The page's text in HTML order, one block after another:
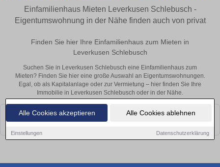
Alle Cookies akzeptieren Alle Cookies ablehnen
Einstellungen Datenschutzerklärung
Einfamilienhaus Mieten Leverkusen Schlebusch -
Eigentumswohnung in der Nähe finden auch von privat
Finden Sie hier Ihre Einfamilienhaus zum Mieten in
Leverkusen Schlebusch
Suchen Sie in Leverkusen Schlebusch eine Einfamilienhaus zum
Mieten? Finden Sie hier eine große Auswahl an Eigentumswohnungen.
Egal, ob als Kapitalanlage oder zur Vermietung – hier finden Sie Ihre
Immobilie in Leverkusen Schlebusch oder in der Nähe.
Leider konnten wir derzeit keine passenden Objekte finden. Schauen Sie
bald wieder vorbei!